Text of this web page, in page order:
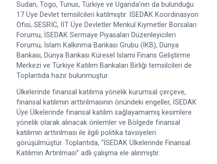
Sudan, Togo, Tunus, Türkiye ve Uganda’nın da bulunduğu
17 Üye Devlet temsilcileri katılmıştır. İSEDAK Koordinasyon
Ofisi, SESRIC, İİT Üye Devletler Menkul Kıymetler Borsaları
Forumu, İSEDAK Sermaye Piyasaları Düzenleyicileri
Forumu, İslam Kalkınma Bankası Grubu (İKB), Dünya
Bankası, Dünya Bankası Küresel İslami Finans Geliştirme
Merkezi ve Türkiye Katılım Bankaları Birliği temsilcileri de
Toplantıda hazır bulunmuştur.
Ülkelerinde finansal katılıma yönelik kurumsal çerçeve,
finansal katılımın arttırılmasının önündeki engeller, İSEDAK
Üye Ülkelerinde finansal katılım sağlayamamış kesimlere
yönelik olarak alınacak önlemler ve Bölgede finansal
katılımın arttırılması ile ilgili politika tavsiyeleri
görüşülmüştür. Toplantıda, “İSEDAK Ülkelerinde Finansal
Katılımın Artırılması” adlı çalışma ele alınmıştır.